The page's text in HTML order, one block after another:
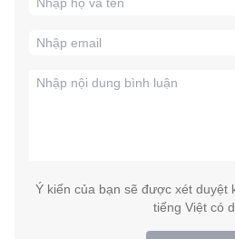
Ý kiến của bạn sẽ được xét duyệt
tiếng Việt có